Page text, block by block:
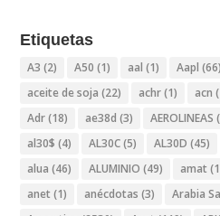
Etiquetas
A3 (2) A50 (1) aal (1) Aapl (66)
aceite de soja (22) achr(1) acn
Adr(18) ae38d (3) AEROLINEAS
al30$ (4) AL30C(5) AL30D (45)
alua (46) ALUMINIO (49) amat
anet (1) anécdotas (3) Arabia